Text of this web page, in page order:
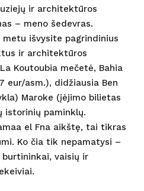
ir architektūros
– meno šedevras.
metu išvysite pagrindinius
ir architektūros
Koutoubia mečetė, Bahia
eur/asm.), didžiausia Ben
Maroke (įėjimo bilietas
istorinių paminklų.
el Fna aikštę, tai tikras
Ko čia tik nepamatysi –
vaisių ir